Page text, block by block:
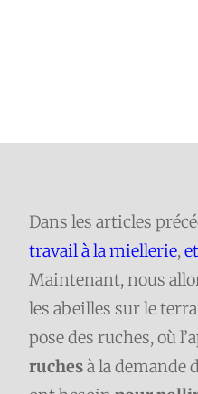
Dans les articles
travail à la miellerie,
Maintenant, nous
les abeilles sur le
pose des ruches, où
ruchesà la demande